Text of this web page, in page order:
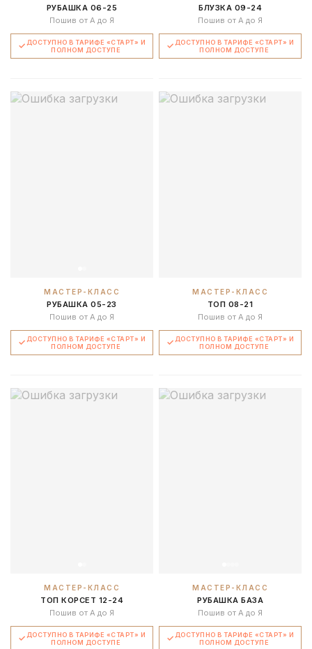
РУБАШКА 06-25
Пошив от А до Я
ДОСТУПНО В ТАРИФЕ «СТАРТ» И
ПОЛНОМ ДОСТУПЕ
БЛУЗКА 09-24
Пошив от А до Я
ДОСТУПНО В ТАРИФЕ «СТАРТ» И
ПОЛНОМ ДОСТУПЕ
МАСТЕР-КЛАСС
РУБАШКА 05-23
Пошив от А до Я
ДОСТУПНО В ТАРИФЕ «СТАРТ» И
ПОЛНОМ ДОСТУПЕ
МАСТЕР-КЛАСС
ТОП 08-21
Пошив от А до Я
ДОСТУПНО В ТАРИФЕ «СТАРТ» И
ПОЛНОМ ДОСТУПЕ
МАСТЕР-КЛАСС
ТОП КОРСЕТ 12-24
Пошив от А до Я
ДОСТУПНО В ТАРИФЕ «СТАРТ» И
ПОЛНОМ ДОСТУПЕ
МАСТЕР-КЛАСС
РУБАШКА БАЗА
Пошив от А до Я
ДОСТУПНО В ТАРИФЕ «СТАРТ» И
ПОЛНОМ ДОСТУПЕ